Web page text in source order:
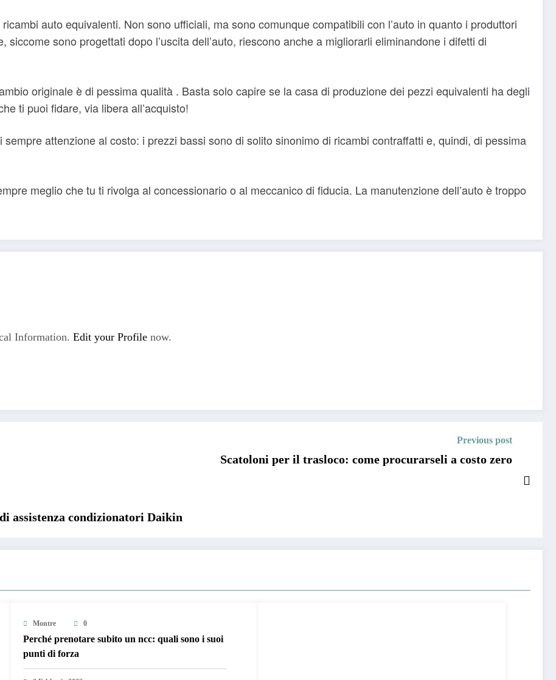
auto equivalenti. Non sono ufficiali, ma sono comunque compatibili con l’auto in quanto i produttori
sono progettati dopo l’uscita dell’auto, riescono anche a migliorarli eliminandone i difetti di
originale è di pessima qualità . Basta solo capire se la casa di produzione dei pezzi equivalenti ha degli
ti puoi fidare, via libera all’acquisto!
attenzione al costo: i prezzi bassi sono di solito sinonimo di ricambi contraffatti e, quindi, di pessima
meglio che tu ti rivolga al concessionario o al meccanico di fiducia. La manutenzione dell’auto è troppo
Information. Edit your Profile now.
Previous post
Scatoloni per il trasloco: come procurarseli a costo zero
assistenza condizionatori Daikin
Montre 0
Perché prenotare subito un ncc: quali sono i suoi
punti di forza